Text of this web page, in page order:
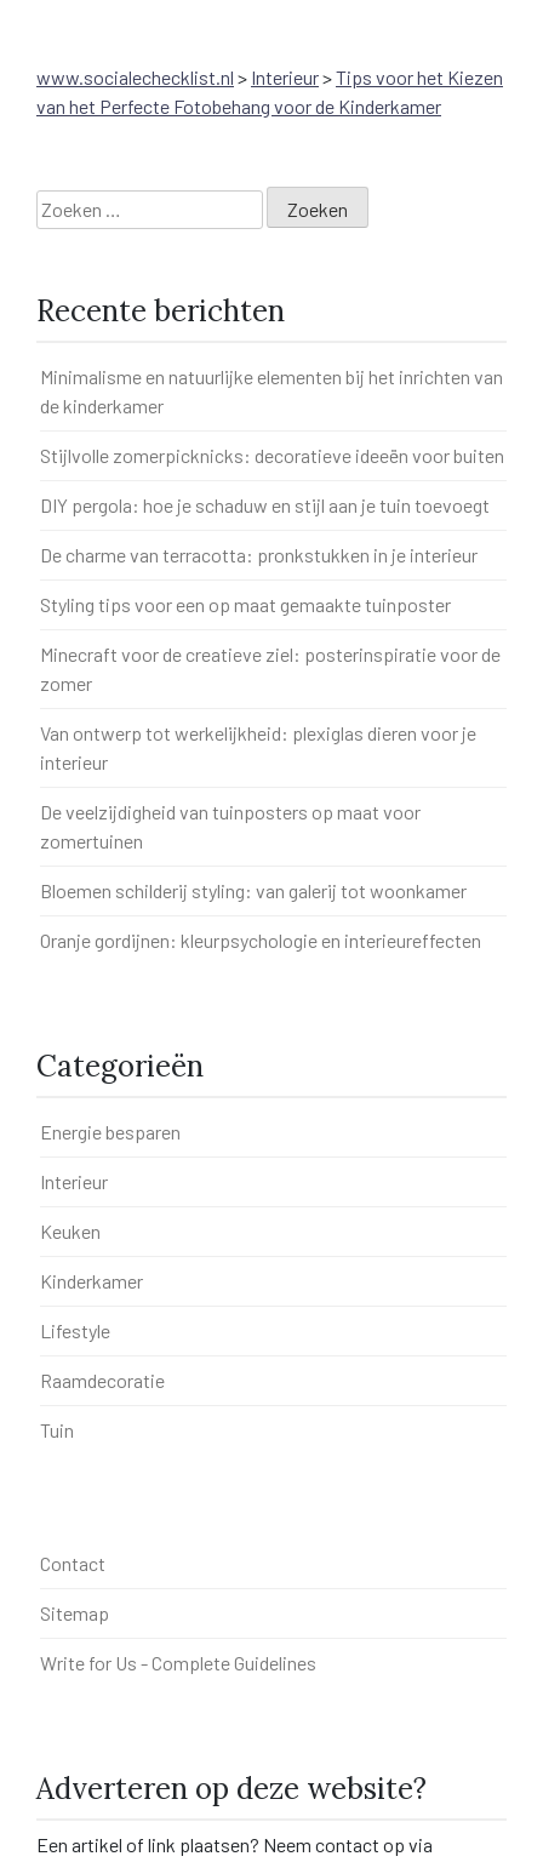
www.socialechecklist.nl > Interieur>Tips voor het Kiezen
van het Perfecte Fotobehang voor de Kinderkamer
Zoeken
naar:
Recente berichten
Minimalisme en natuurlijke elementen bij het inrichten van
de kinderkamer
Stijlvolle zomerpicknicks: decoratieve ideeën voor buiten
DIY pergola: hoe je schaduw en stijl aan je tuin toevoegt
De charme van terracotta: pronkstukken in je interieur
Styling tips voor een op maat gemaakte tuinposter
Minecraft voor de creatieve ziel: posterinspiratie voor de
zomer
Van ontwerp tot werkelijkheid: plexiglas dieren voor je
interieur
De veelzijdigheid van tuinposters op maat voor
zomertuinen
Bloemen schilderij styling: van galerij tot woonkamer
Oranje gordijnen: kleurpsychologie en interieureffecten
Categorieën
Energie besparen
Interieur
Keuken
Kinderkamer
Lifestyle
Raamdecoratie
Tuin
Contact
Sitemap
Write for Us - Complete Guidelines
Adverteren op deze website?
Een artikel of link plaatsen? Neem contact op via